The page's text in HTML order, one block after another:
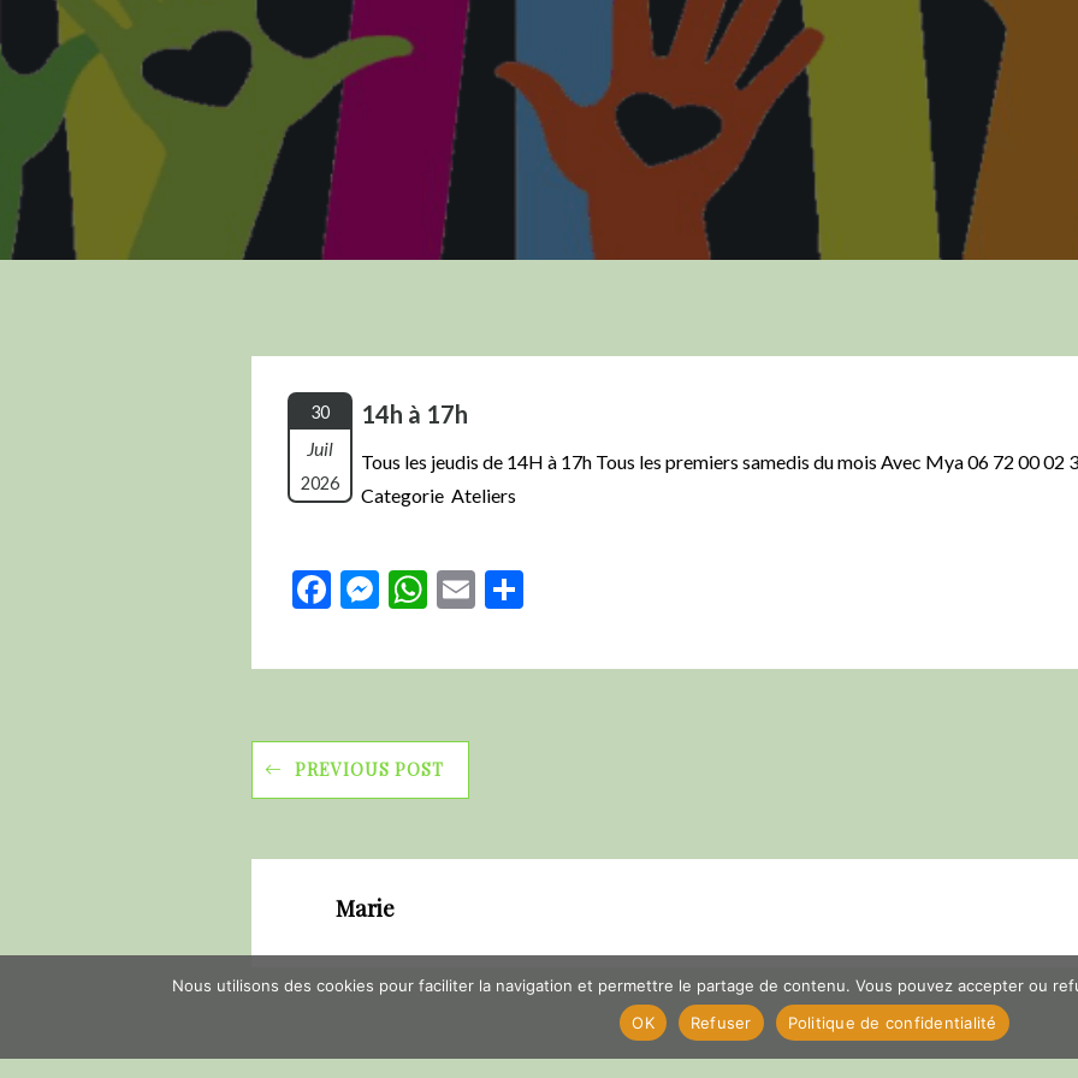
30
Juil
2026
14h à 17h
Tous les jeudis de 14H à 17h Tous les premiers samedis du mois Avec Mya 06 72 00 02
Categorie Ateliers
Facebook
Messenger
WhatsApp
Email
PREVIOUS POST
Marie
Nous utilisons des cookies pour faciliter la navigation et permettre le partage de contenu. Vous pouvez accepter ou
OK
Refuser Politique de confidentialité